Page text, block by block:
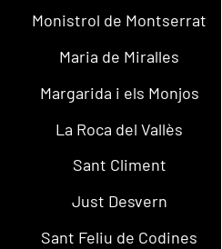
Monistrol de Montserrat
Maria de Miralles
Margarida i els Monjos
La Roca del Vallès
Sant Climent
Just Desvern
Sant Feliu de Codines